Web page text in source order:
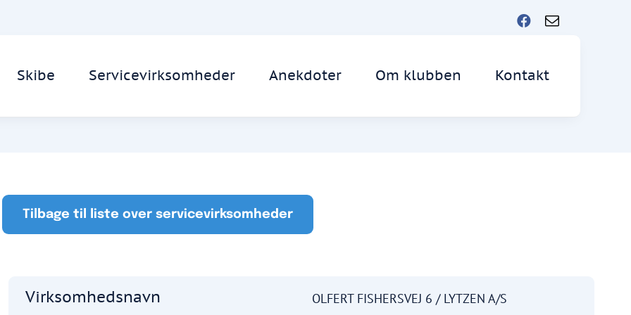
Skibe Servicevirksomheder Anekdoter Om klubben Kontakt
Tilbage til liste over servicevirksomheder
Virksomhedsnavn OLFERT FISHERSVEJ 6 / LYTZEN A/S